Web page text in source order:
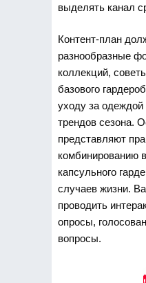
выделять канал
Контент-план
разнообразные
коллекций,
базового
уходу за
трендов сезона.
представляют
комбинированию
капсульного
случаев жизни.
проводить
опросы,
вопросы.